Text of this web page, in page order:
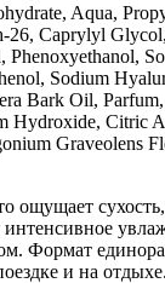
Aqua,
26, Caprylyl
Phenoxyethanol,
Sodium
Bark Oil,
Hydroxide, Citric
Graveolens
ощущает сухость,
Формат
и на отдыхе.